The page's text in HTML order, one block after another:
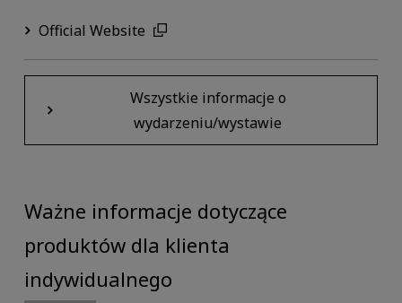
Official Website
Wszystkie informacje o
wydarzeniu/wystawie
Ważne informacje dotyczące
produktów dla klienta
indywidualnego